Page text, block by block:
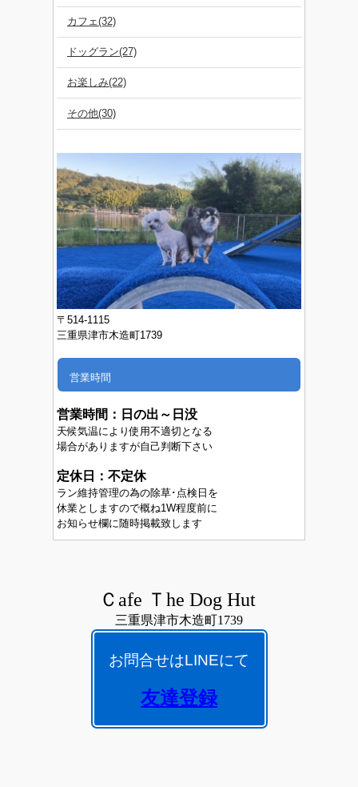
カフェ(32)
ドッグラン(27)
お楽しみ(22)
その他(30)
〒514-1115
三重県津市木造町1739
営業時間
営業時間： 日の出～日没
天候気温により使用不適切となる
場合がありますが自己判断下さい
定休日：不定休
ラン維持管理の為の除草･点検日を
休業としますので概ね1W程度前に
お知らせ欄に随時掲載致します
Ｃafe Ｔhe Dog Hut
三重県津市木造町1739
お問合せはLINEにて
友達登録